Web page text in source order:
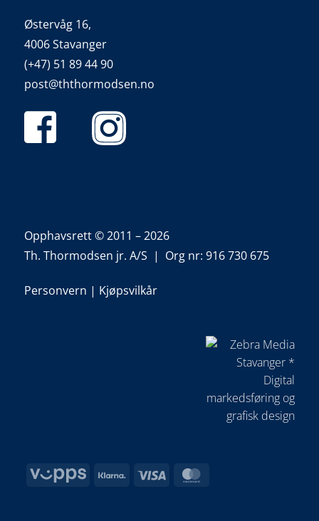
Østervåg 16,
4006 Stavanger
(+47) 51 89 44 90
post@ththormodsen.no
Opphavsrett © 2011 – 2026
Th. Thormodsen jr. A/S | Org nr: 916 730 675
Personvern | Kjøpsvilkår
Vipps Klarna Visa